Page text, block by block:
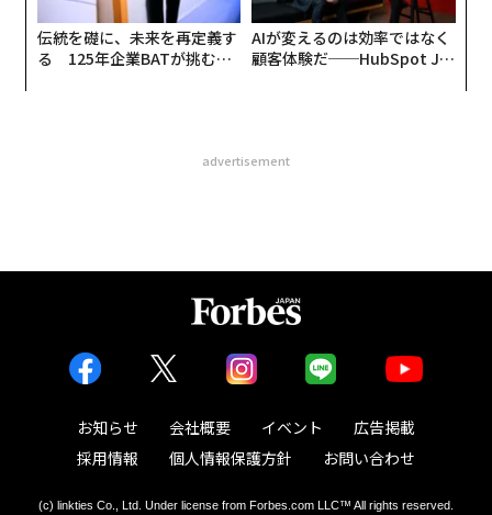
伝統を礎に、未来を再定義す
る 125年企業BATが挑むス
AIが変えるのは効率ではなく
顧客体験だ──HubSpot Ja
advertisement
お知らせ 会社概要 イベント
広告掲載
採用情報
個人情報保護方針 お問い合わせ
(c) linkties Co., Ltd. Under license from Forbes.com LLC™ All rights reserved.